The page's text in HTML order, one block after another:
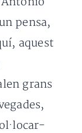
pensa,
aquest
grans